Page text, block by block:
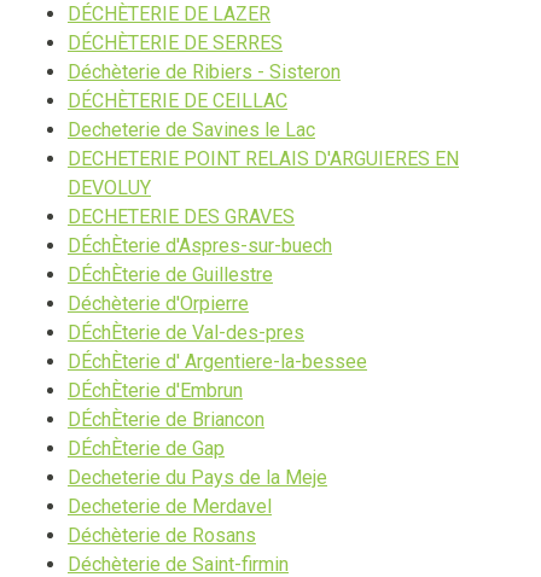
DÉCHÈTERIE DE LAZER
DÉCHÈTERIE DE SERRES
Déchèterie de Ribiers - Sisteron
DÉCHÈTERIE DE CEILLAC
Decheterie de Savines le Lac
DECHETERIE POINT RELAIS D'ARGUIERES EN
DEVOLUY
DECHETERIE DES GRAVES
DÉchÈterie d'Aspres-sur-buech
DÉchÈterie de Guillestre
Déchèterie d'Orpierre
DÉchÈterie de Val-des-pres
DÉchÈterie d' Argentiere-la-bessee
DÉchÈterie d'Embrun
DÉchÈterie de Briancon
DÉchÈterie de Gap
Decheterie du Pays de la Meje
Decheterie de Merdavel
Déchèterie de Rosans
Déchèterie de Saint-firmin